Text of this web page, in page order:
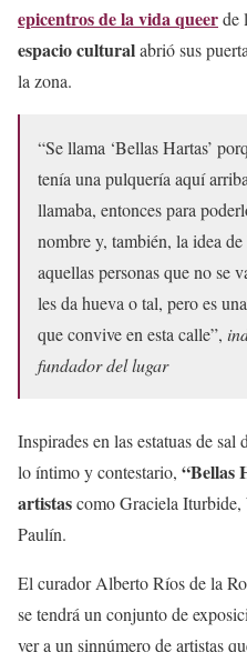
epicentros de la vida queerde
espacio culturalabrió sus
la zona.
“Se llama ‘Bellas Hartas’
tenía una pulquería aquí
llamaba, entonces para
nombre y, también, la idea
aquellas personas que no se
les da hueva o tal, pero es
que convive en esta calle”,
fundador del lugar
Inspirades en las estatuas de sal
lo íntimo y contestario, “Bellas
artistascomo Graciela Iturbide,
Paulín.
El curador Alberto Ríos de la
se tendrá un conjunto de
ver a un sinnúmero de artistas